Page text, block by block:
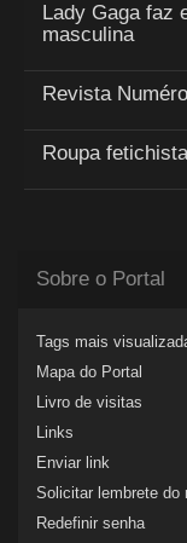
Lady Gaga faz
masculina
Revista
Roupa
Sobre o Portal
Tags mais
Mapa do Portal
Livro de visitas
Links
Enviar link
Solicitar lembrete do
Redefinir senha